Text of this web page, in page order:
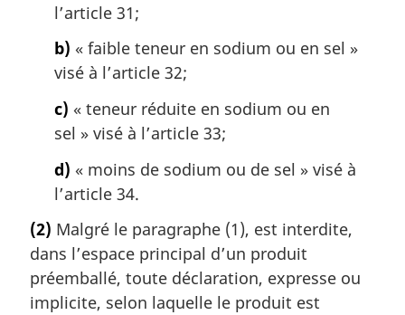
l’article 31;
b) « faible teneur en sodium ou en sel »
visé à l’article 32;
c) « teneur réduite en sodium ou en
sel » visé à l’article 33;
d) « moins de sodium ou de sel » visé à
l’article 34.
(2) Malgré le paragraphe (1), est interdite,
dans l’espace principal d’un produit
préemballé, toute déclaration, expresse ou
implicite, selon laquelle le produit est